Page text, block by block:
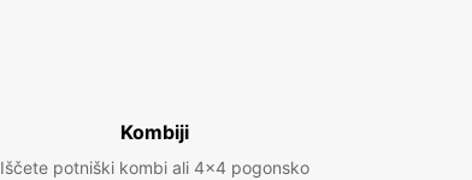
Kombiji
Iščete potniški kombi ali 4x4 pogonsko